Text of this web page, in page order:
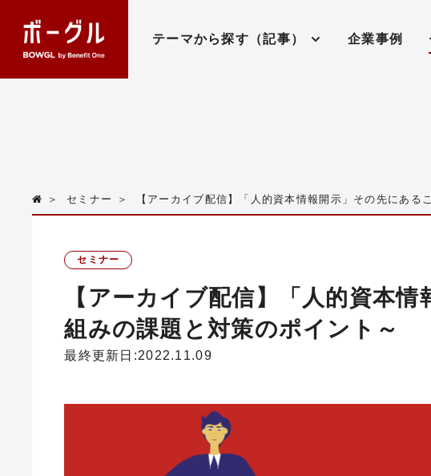
テーマから探す（記事） 企業事例
＞ セミナー ＞ 【アーカイブ配信】「人的資本情報開示」その先にある
セミナー
【アーカイブ配信】「人的資本
組みの課題と対策のポイント～
最終更新日:2022.11.09